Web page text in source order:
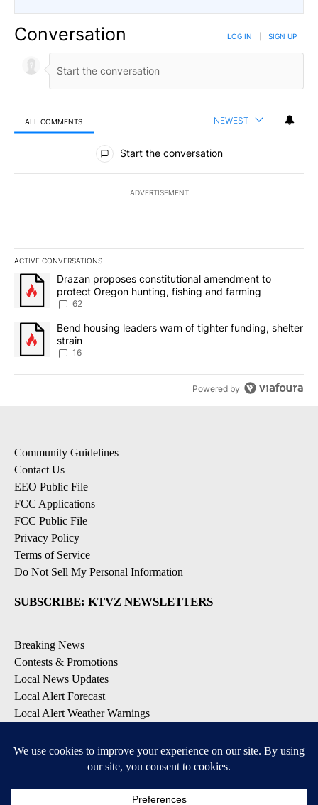
Conversation LOG IN SIGN UP
ALL COMMENTS NEWEST
All Comments
Start the conversation
ADVERTISEMENT
ACTIVE CONVERSATIONS
The following is a list of the most commented articles in the last
A trending article titled "Drazan proposes constitutional
Drazan proposes constitutional amendment to
protect Oregon hunting, fishing and farming
62
A trending article titled "Bend housing leaders warn of tighter
Bend housing leaders warn of tighter funding, shelter
strain
16
Powered by
Community Guidelines
Contact Us
EEO Public File
FCC Applications
FCC Public File
Privacy Policy
Terms of Service
Do Not Sell My Personal Information
SUBSCRIBE: KTVZ NEWSLETTERS
Breaking News
Contests & Promotions
Local News Updates
Local Alert Forecast
Local Alert Weather Warnings
Apple & Google Play Stores